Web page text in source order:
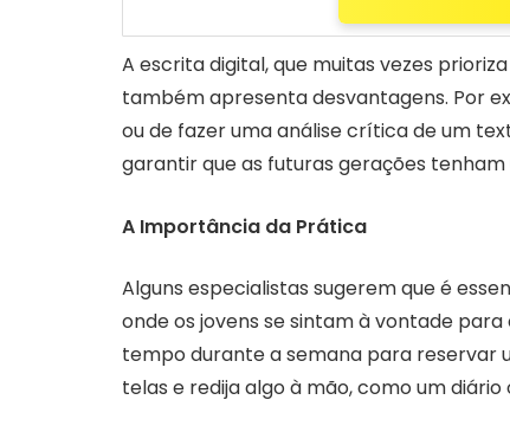
A escrita digital, que muitas vezes
também apresenta desvantagens. Por
ou de fazer uma análise crítica de um
garantir que as futuras gerações
A Importância da Prática
Alguns especialistas sugerem que é
onde os jovens se sintam à vontade
tempo durante a semana para reservar
telas e redija algo à mão, como um